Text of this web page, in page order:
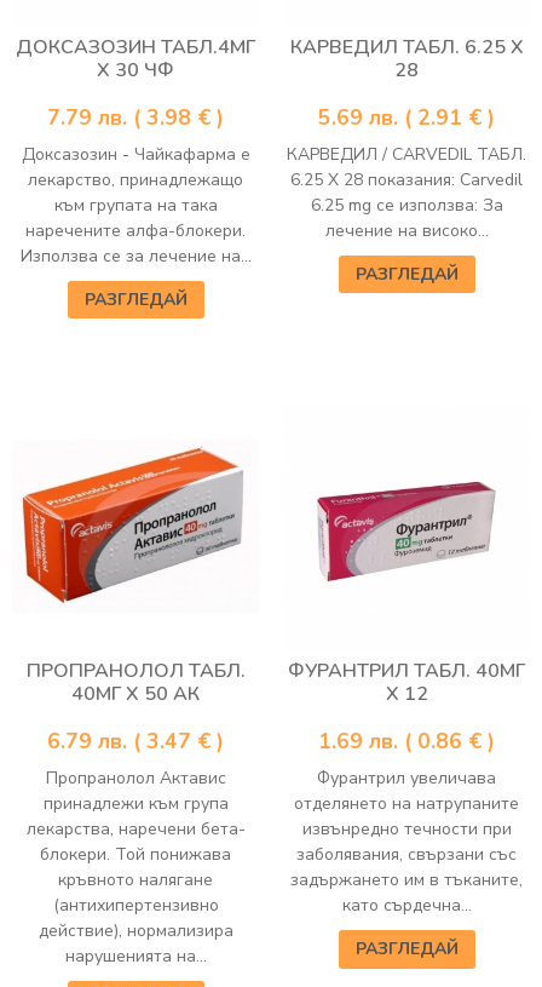
ДОКСАЗОЗИН ТАБЛ.4МГ
Х 30 ЧФ
7.79 лв. ( 3.98 € )
Доксазозин - Чайкафарма е
лекарство, принадлежащо
към групата на така
наречените алфа-блокери.
Използва се за лечение на...
РАЗГЛЕДАЙ
КАРВЕДИЛ ТАБЛ. 6.25 Х
28
5.69 лв. ( 2.91 € )
КАРВЕДИЛ / CARVEDIL ТАБЛ.
6.25 Х 28 показания: Carvedil
6.25 mg се използва: За
лечение на високо...
РАЗГЛЕДАЙ
ПРОПРАНОЛОЛ ТАБЛ.
40МГ Х 50 АК
6.79 лв. ( 3.47 € )
Пропранолол Актавис
принадлежи към група
лекарства, наречени бета-
блокери. Той понижава
кръвното налягане
(антихипертензивно
действие), нормализира
нарушенията на...
ФУРАНТРИЛ ТАБЛ. 40МГ
Х 12
1.69 лв. ( 0.86 € )
Фурантрил увеличава
отделянето на натрупаните
извънредно течности при
заболявания, свързани със
задържането им в тъканите,
като сърдечна...
РАЗГЛЕДАЙ